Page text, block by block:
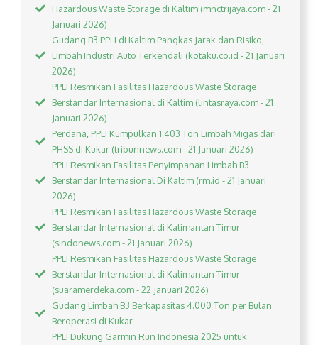
Hazardous Waste Storage di Kaltim (mnctrijaya.com - 21
Januari 2026)
Gudang B3 PPLI di Kaltim Pangkas Jarak dan Risiko,
Limbah Industri Auto Terkendali (kotaku.co.id - 21 Januari
2026)
PPLI Resmikan Fasilitas Hazardous Waste Storage
Berstandar Internasional di Kaltim (lintasraya.com - 21
Januari 2026)
Perdana, PPLI Kumpulkan 1.403 Ton Limbah Migas dari
PHSS di Kukar (tribunnews.com - 21 Januari 2026)
PPLI Resmikan Fasilitas Penyimpanan Limbah B3
Berstandar Internasional Di Kaltim (rm.id - 21 Januari
2026)
PPLI Resmikan Fasilitas Hazardous Waste Storage
Berstandar Internasional di Kalimantan Timur
(sindonews.com - 21 Januari 2026)
PPLI Resmikan Fasilitas Hazardous Waste Storage
Berstandar Internasional di Kalimantan Timur
(suaramerdeka.com - 22 Januari 2026)
Gudang Limbah B3 Berkapasitas 4.000 Ton per Bulan
Beroperasi di Kukar
PPLI Dukung Garmin Run Indonesia 2025 untuk